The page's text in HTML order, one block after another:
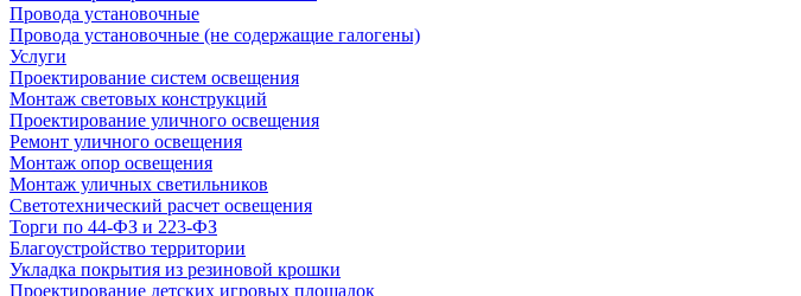
Провода установочные
Провода установочные (не содержащие галогены)
Услуги
Проектирование систем освещения
Монтаж световых конструкций
Проектирование уличного освещения
Ремонт уличного освещения
Монтаж опор освещения
Монтаж уличных светильников
Светотехнический расчет освещения
Торги по 44-ФЗ и 223-ФЗ
Благоустройство территории
Укладка покрытия из резиновой крошки
Проектирование детских игровых площадок